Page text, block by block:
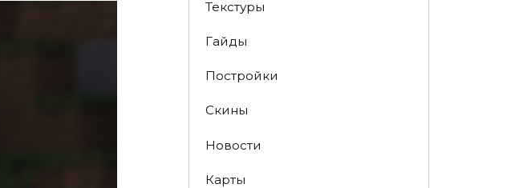
Текстуры
Гайды
Постройки
Скины
Новости
Карты